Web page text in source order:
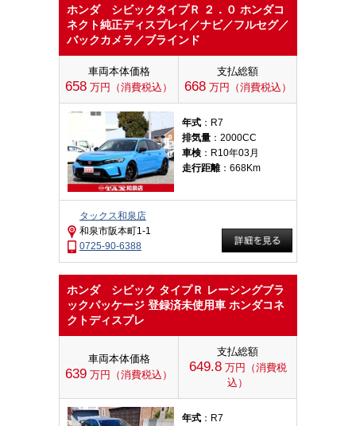
ホンダ シビックタイプＲ ２．０ ホンダコ
ネクト純正ディスプレイ／ナビ／フルセグ／
バックカメラ／ブラインド
車両本体価格
658 万円（消費税込）
支払総額
668万円（消費税込）
年式 ：R7
排気量 ：2000CC
車検 ：R10年03月
走行距離：668Km
タックス和泉店
和泉市阪本町1-1
0725-90-6388
ホンダ シビック タイプＲ レーシングブラ
ックパッケージ 登録済未使用車 ホンダコネ
クトディスプレ
車両本体価格
639 万円（消費税込）
支払総額
649.8万円（消費税
込）
年式 ：R7